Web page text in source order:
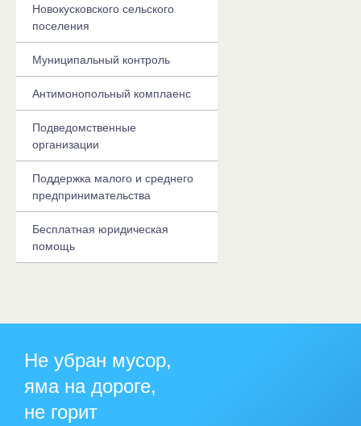
Новокусковского сельского
поселения
Муниципальный контроль
Антимонопольный комплаенс
Подведомственные
организации
Поддержка малого и среднего
предпринимательства
Бесплатная юридическая
помощь
Не убран мусор,
яма на дороге,
не горит